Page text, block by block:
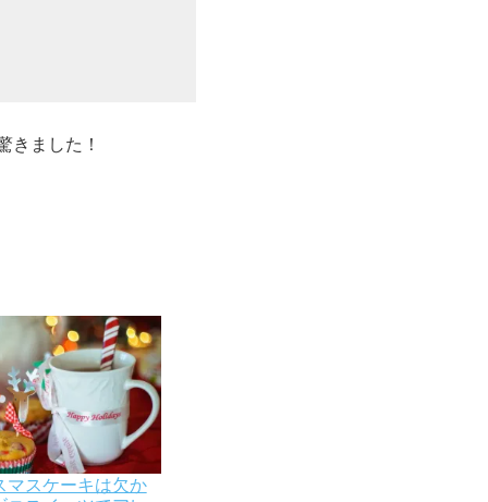
きました！
マスケーキは欠か